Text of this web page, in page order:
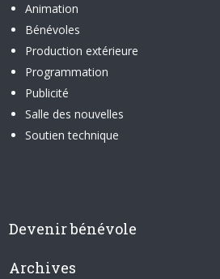
Animation
Bénévoles
Production extérieure
Programmation
Publicité
Salle des nouvelles
Soutien technique
Devenir bénévole
Archives